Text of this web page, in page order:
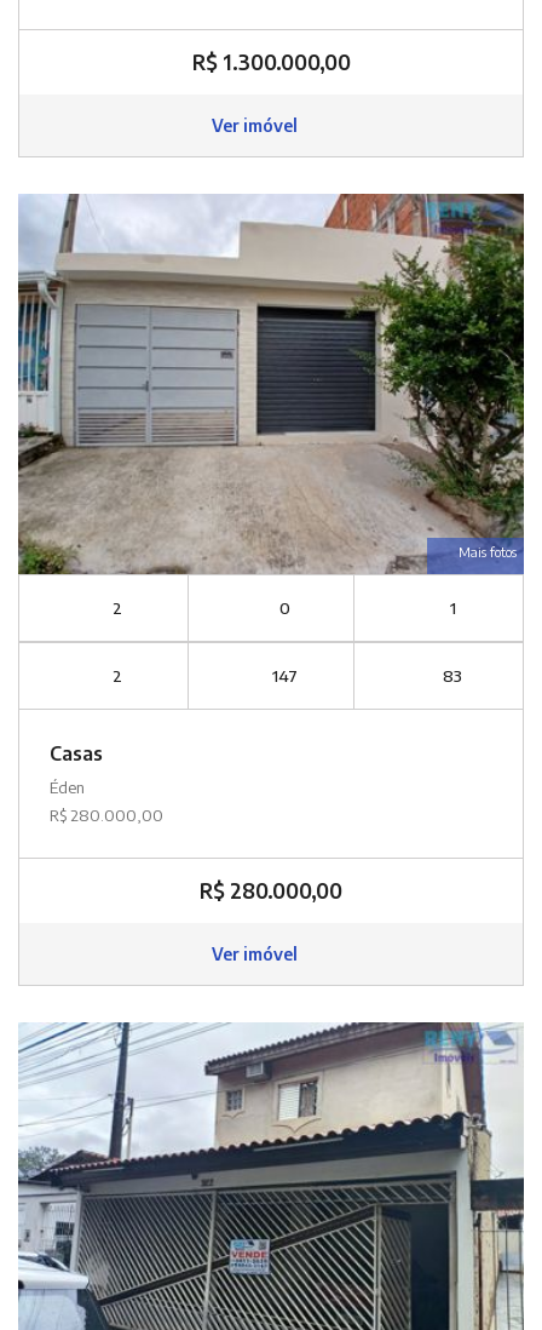
R$ 1.300.000,00
Ver imóvel
Mais fotos
2 0 1
2 147 83
Casas
Éden
R$ 280.000,00
R$ 280.000,00
Ver imóvel